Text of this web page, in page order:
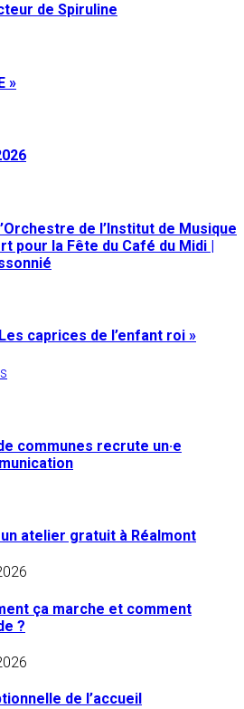
de Spiruline
»
de l’Institut de Musique
pour la Fête du Café du Midi |
caprices de l’enfant roi »
communes recrute un·e
atelier gratuit à Réalmont
ça marche et comment
?
de l’accueil